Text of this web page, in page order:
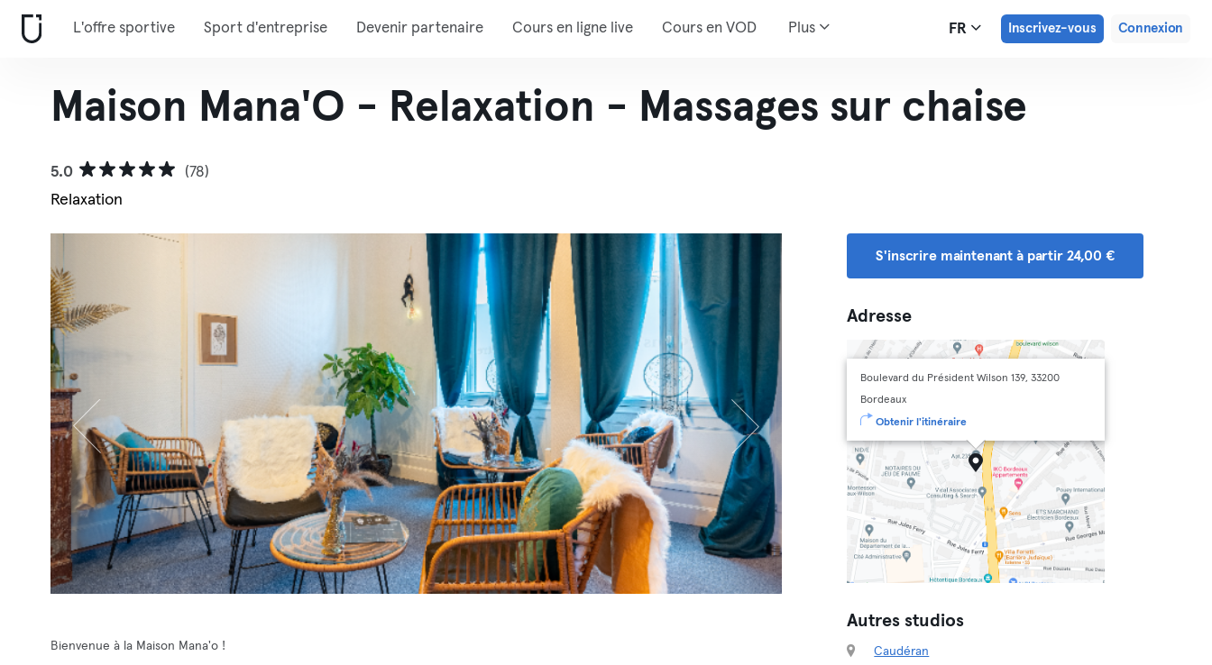
L'offre sportive Sport d'entreprise Devenir partenaire Cours en ligne live Cours en VOD Plus FR Inscrivez-vous Connexion
Maison Mana'O - Relaxation - Massages sur chaise
5.0
(78)
Relaxation
Bienvenue à la Maison Mana'o !
S'inscrire maintenant à partir 24,00 €
Adresse
Boulevard du Président Wilson 139, 33200
Bordeaux
Obtenir l'itinéraire
Autres studios
Caudéran